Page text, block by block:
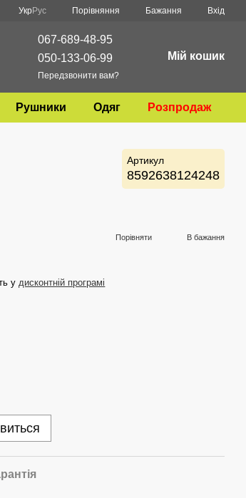
УкрРус Порівняння Бажання Вхід
067-689-48-95
050-133-06-99
Передзвонити вам?
Мій кошик
Рушники Одяг Розпродаж
Артикул
8592638124248
Порівняти В бажання
удисконтній програмі